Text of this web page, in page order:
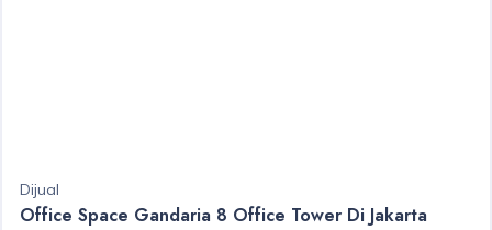
Dijual
Office Space Gandaria 8 Office Tower Di Jakarta